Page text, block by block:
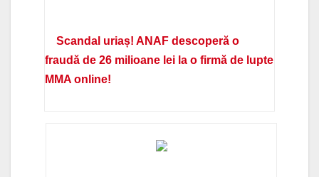
Scandal uriaș! ANAF descoperă o
fraudă de 26 milioane lei la o firmă de lupte
MMA online!